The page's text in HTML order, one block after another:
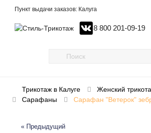
Пункт выдачи заказов: Калуга
8 800 201-09-19
Трикотаж в Калуге
Женский
Сарафаны
Сарафан "Ветерок"
« Предыдущий